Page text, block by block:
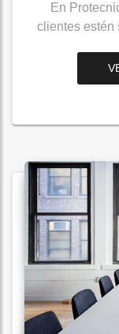
En
clientes estén